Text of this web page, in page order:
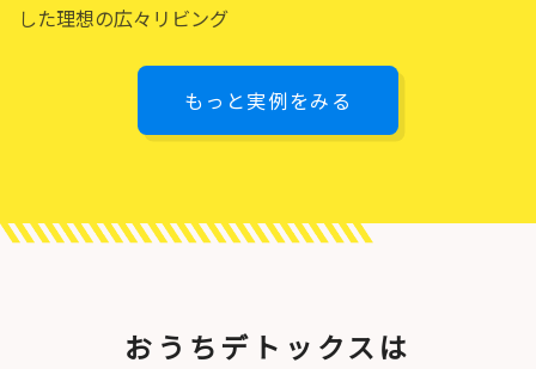
した理想の広々リビング
もっと実例をみる
おうちデトックスは